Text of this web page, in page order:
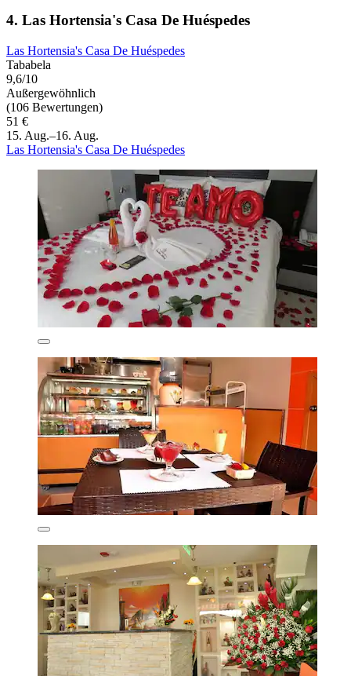
4. Las Hortensia's Casa De Huéspedes
Las Hortensia's Casa De Huéspedes
Tababela
9,6/10
Außergewöhnlich
(106 Bewertungen)
51 €
15. Aug.–16. Aug.
Las Hortensia's Casa De Huéspedes